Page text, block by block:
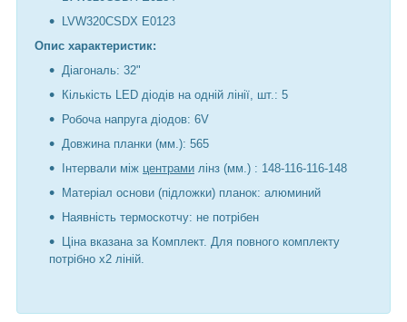
LVW320CSDX E0123
Опис характеристик:
Діагональ: 32"
Кількість LED діодів на одній лінії, шт.: 5
Робоча напруга діодов: 6V
Довжина планки (мм.): 565
Інтервали між центрами лінз (мм.) : 148-116-116-148
Матеріал основи (підложки) планок: алюминий
Наявність термоскотчу: не потрібен
Ціна вказана за Комплект. Для повного комплекту
потрібно х2 ліній.